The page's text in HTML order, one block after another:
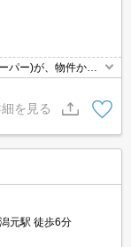
パー)が、物件から3
なります。住みや
を見る
元駅 徒歩6分